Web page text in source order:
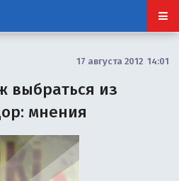
17 августа 2012 14:01
выбраться из
мнения